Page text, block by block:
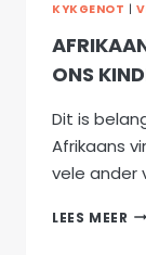
KYKGENOT |
ONS
Dit is
Afrikaans
vele ander
LEES MEER